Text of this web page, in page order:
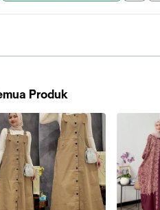
Produk